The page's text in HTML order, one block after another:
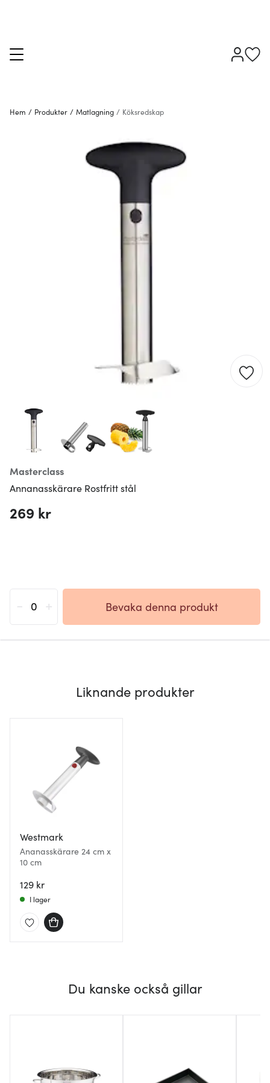
Hem / Produkter / Matlagning / Köksredskap
Masterclass
Annanasskärare Rostfritt stål
269 kr
Bevaka denna produkt
Liknande produkter
Westmark
Ananasskärare 24 cm x
10 cm
129 kr
I lager
Du kanske också gillar